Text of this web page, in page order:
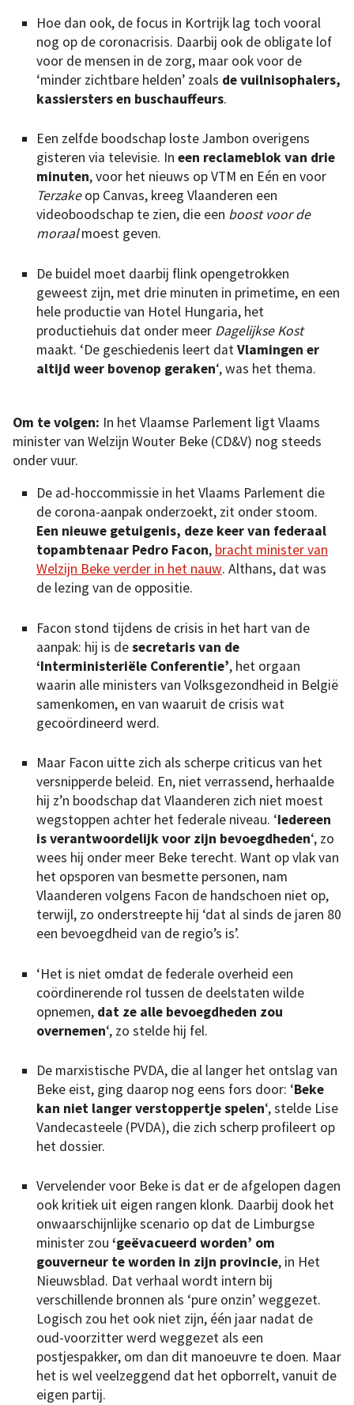
Hoe dan ook, de focus in Kortrijk lag toch vooral
nog op de coronacrisis. Daarbij ook de obligate lof
voor de mensen in de zorg, maar ook voor de
‘minder zichtbare helden’ zoals de vuilnisophalers,
kassiersters en buschauffeurs.
Een zelfde boodschap loste Jambon overigens
gisteren via televisie. In een reclameblok van drie
minuten, voor het nieuws op VTM en Eén en voor
Terzakeop Canvas, kreeg Vlaanderen een
videoboodschap te zien, die een boost voor de
moraalmoest geven.
De buidel moet daarbij flink opengetrokken
geweest zijn, met drie minuten in primetime, en een
hele productie van Hotel Hungaria, het
productiehuis dat onder meer Dagelijkse Kost
maakt. ‘De geschiedenis leert datVlamingen er
altijd weer bovenop geraken‘, was het thema.
Om te volgen: In het Vlaamse Parlement ligt Vlaams
minister van Welzijn Wouter Beke (CD&V) nog steeds
onder vuur.
De ad-hoccommissie in het Vlaams Parlement die
de corona-aanpak onderzoekt, zit onder stoom.
Een nieuwe getuigenis, deze keer van federaal
topambtenaar Pedro Facon, bracht minister van
Welzijn Beke verder in het nauw. Althans, dat was
de lezing van de oppositie.
Facon stond tijdens de crisis in het hart van de
aanpak: hij is desecretaris van de
‘Interministeriële Conferentie’, het orgaan
waarin alle ministers van Volksgezondheid in België
samenkomen, en van waaruit de crisis wat
gecoördineerd werd.
Maar Facon uitte zich als scherpe criticus van het
versnipperde beleid. En, niet verrassend, herhaalde
hij z’n boodschap dat Vlaanderen zich niet moest
wegstoppen achter het federale niveau. ‘Iedereen
is verantwoordelijk voor zijn bevoegdheden‘, zo
wees hij onder meer Beke terecht. Want op vlak van
het opsporen van besmette personen, nam
Vlaanderen volgens Facon de handschoen niet op,
terwijl, zo onderstreepte hij ‘dat al sinds de jaren 80
een bevoegdheid van de regio’s is’.
‘Het is niet omdat de federale overheid een
coördinerende rol tussen de deelstaten wilde
opnemen, dat ze alle bevoegdheden zou
overnemen‘, zo stelde hij fel.
De marxistische PVDA, die al langer het ontslag van
Beke eist, ging daarop nog eens fors door: ‘Beke
kan niet langer verstoppertje spelen‘, stelde Lise
Vandecasteele (PVDA), die zich scherp profileert op
het dossier.
Vervelender voor Beke is dat er de afgelopen dagen
ook kritiek uit eigen rangen klonk. Daarbij dook het
onwaarschijnlijke scenario op dat de Limburgse
minister zou ‘geëvacueerd worden’ om
gouverneur te worden in zijn provincie, in Het
Nieuwsblad. Dat verhaal wordt intern bij
verschillende bronnen als ‘pure onzin’ weggezet.
Logisch zou het ook niet zijn, één jaar nadat de
oud-voorzitter werd weggezet als een
postjespakker, om dan dit manoeuvre te doen. Maar
het is wel veelzeggend dat het opborrelt, vanuit de
eigen partij.